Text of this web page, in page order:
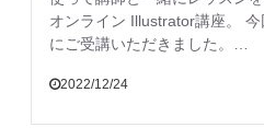
オンライン Illustrator講座。
にご受講いただきました。…
2022/12/24